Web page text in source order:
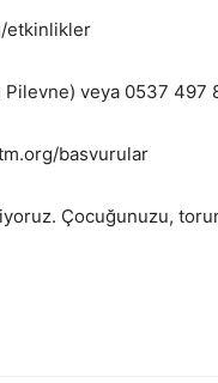
etkinlikler
veya 0537 497
basvurular
Çocuğunuzu,